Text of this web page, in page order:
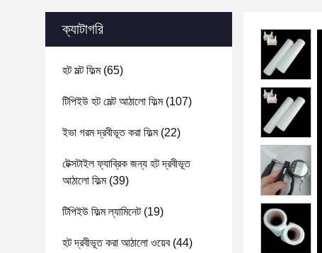
ক্যাটাগরি
হট মল্ট ফিল্ম(65)
টিপিইউ হট মেল্ট আঠালো ফিল্ম(107)
ইভা গরম দ্রবীভূত করা ফিল্ম(22)
টেক্সটাইল ফ্যাব্রিক জন্য হট দ্রবীভূত
আঠালো ফিল্ম(39)
টিপিইউ ফিল্ম ল্যামিনেট(19)
হট দ্রবীভূত করা আঠালো ওয়েব(44)